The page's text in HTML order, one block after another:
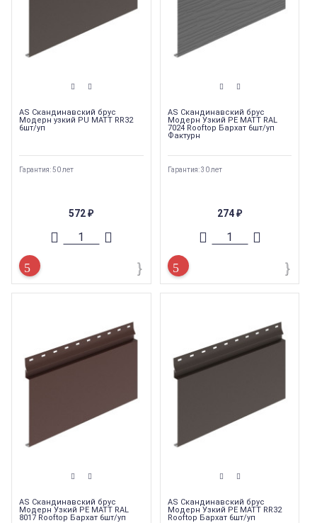
AS Скандинавский брус
Модерн узкий PU MATT RR32
6шт/уп
Гарантия: 50 лет
572₽
AS Скандинавский брус
Модерн Узкий PE MATT RAL
7024 Rooftop Бархат 6шт/уп
Фактурн
Гарантия: 30 лет
274₽
AS Скандинавский брус
Модерн Узкий PE MATT RAL
8017 Rooftop Бархат 6шт/уп
AS Скандинавский брус
Модерн Узкий PE MATT RR32
Rooftop Бархат 6шт/уп